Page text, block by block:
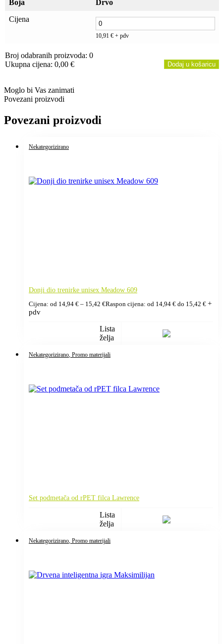
Boja
Drvo
Cijena
10,91 € + pdv
Broj odabranih proizvoda: 0
Ukupna cijena: 0,00 €
Total
$0.00
Dodaj u košaricu
Moglo bi Vas zanimati
Povezani proizvodi
Povezani proizvodi
Nekategorizirano
Donji dio trenirke unisex Meadow 609
Cijena: od 14,94 € – 15,42 €Raspon cijena: od 14,94 € do 15,42 € +
pdv
Lista
želja
Nekategorizirano , Promo materijali
Set podmetača od rPET filca Lawrence
Lista
želja
Nekategorizirano , Promo materijali